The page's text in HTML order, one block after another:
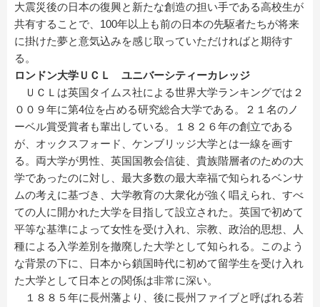
大震災後の日本の復興と新たな創造の担い手である高校生が
共有することで、100年以上も前の日本の先駆者たちが将来
に掛けた夢と意気込みを感じ取っていただければと期待す
る。
ロンドン大学ＵＣＬ ユニバーシティーカレッジ
ＵＣＬは英国タイムス社による世界大学ランキングでは２
００９年に第4位を占める研究総合大学である。２１名のノ
ーベル賞受賞者も輩出している。１８２６年の創立である
が、オックスフォード、ケンブリッジ大学とは一線を画す
る。両大学が男性、英国国教会信徒、貴族階層者のための大
学であったのに対し、最大多数の最大幸福で知られるベンサ
ムの考えに基づき、大学教育の大衆化が強く唱えられ、すべ
ての人に開かれた大学を目指して設立された。英国で初めて
平等な基準によって女性を受け入れ、宗教、政治的思想、人
種による入学差別を撤廃した大学として知られる。このよう
な背景の下に、日本から鎖国時代に初めて留学生を受け入れ
た大学として日本との関係は非常に深い。
１８８５年に長州藩より、後に長州ファイブと呼ばれる若